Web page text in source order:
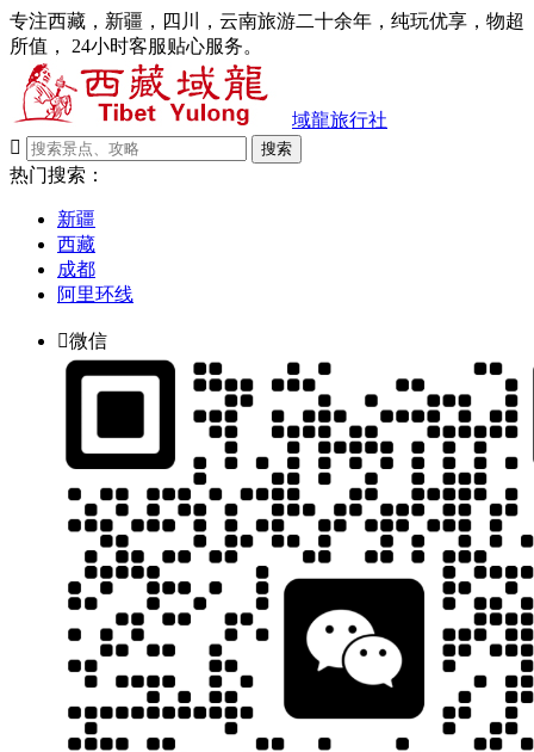
专注西藏，新疆，四川，云南旅游二十余年，纯玩优享，物超
所值， 24小时客服贴心服务。
域龍旅行社

搜索
热门搜索：
新疆
西藏
成都
阿里环线
微信